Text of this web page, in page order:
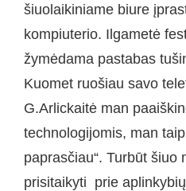
šiuolaikiniame biure
kompiuterio. Ilgametė
žymėdama pastabas
Kuomet ruošiau savo
G.Arlickaitė man
technologijomis, man
paprasčiau“. Turbūt šiuo
prisitaikyti prie